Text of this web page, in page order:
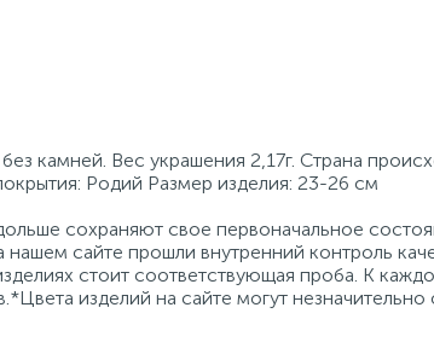
камней. Вес украшения 2,17г. Страна
Родий Размер изделия: 23-26 см
сохраняют свое первоначальное
нашем сайте прошли внутренний контроль
стоит соответствующая проба. К
изделий на сайте могут